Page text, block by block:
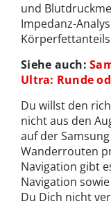
und
Impedanz-
Siehe auch:
Ultra: Runde
Du willst den
nicht aus den
auf der
Wanderrouten
Navigation gibt
Navigation
Du Dich nicht